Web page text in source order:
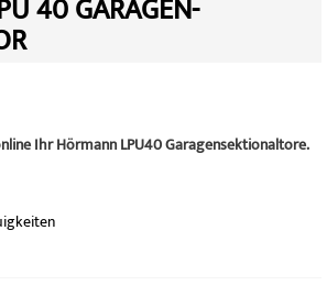
40 GARAGEN-
Ihr Hörmann LPU40 Garagensektionaltore.